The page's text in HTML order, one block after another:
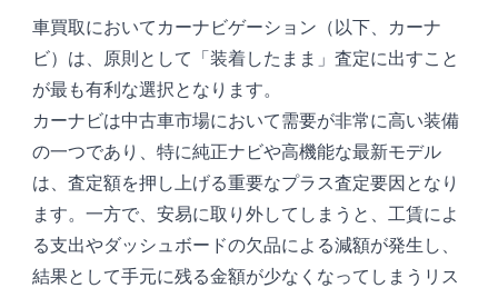
車買取においてカーナビゲーション（以下、カーナ
ビ）は、原則として「装着したまま」査定に出すこと
が最も有利な選択となります。
カーナビは中古車市場において需要が非常に高い装備
の一つであり、特に純正ナビや高機能な最新モデル
は、査定額を押し上げる重要なプラス査定要因となり
ます。一方で、安易に取り外してしまうと、工賃によ
る支出やダッシュボードの欠品による減額が発生し、
結果として手元に残る金額が少なくなってしまうリス